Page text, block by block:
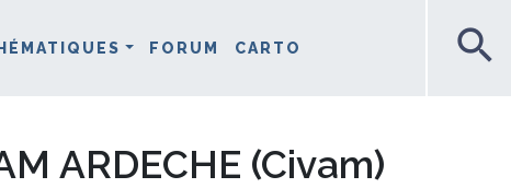
FORUM CARTO search
ARDECHE (Civam)